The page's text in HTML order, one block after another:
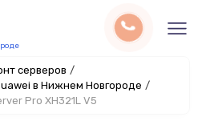
серверов /
в Нижнем Новгороде /
Pro XH321L V5